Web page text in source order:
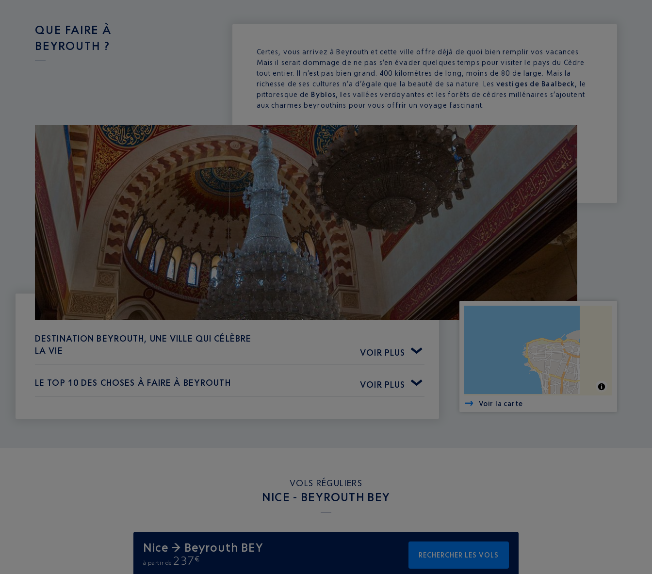
QUE FAIRE À
BEYROUTH ?
Certes, vous arrivez à Beyrouth et cette ville offre déjà de quoi bien remplir vos vacances.
Mais il serait dommage de ne pas s’en évader quelques temps pour visiter le pays du Cèdre
tout entier. Il n’est pas bien grand. 400 kilomètres de long, moins de 80 de large. Mais la
richesse de ses cultures n’a d’égale que la beauté de sa nature. Les vestiges de Baalbeck, le
pittoresque de Byblos, l es vallées verdoyantes et les forêts de cèdres millénaires s’ajoutent
aux charmes beyrouthins pour vous offrir un voyage fascinant.
DESTINATION BEYROUTH, UNE VILLE QUI CÉLÈBRE
LA VIE
VOIR PLUS
LE TOP 10 DES CHOSES À FAIRE À BEYROUTH VOIR PLUS
Voir la carte
VOLS RÉGULIERS
NICE - BEYROUTH BEY
Nice → Beyrouth BEY
à partir de 237€ RECHERCHER LES VOLS